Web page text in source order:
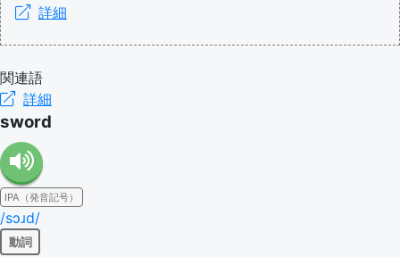
詳細
関連語
詳細
sword
IPA（発音記号）
/sɔɹd/
動詞